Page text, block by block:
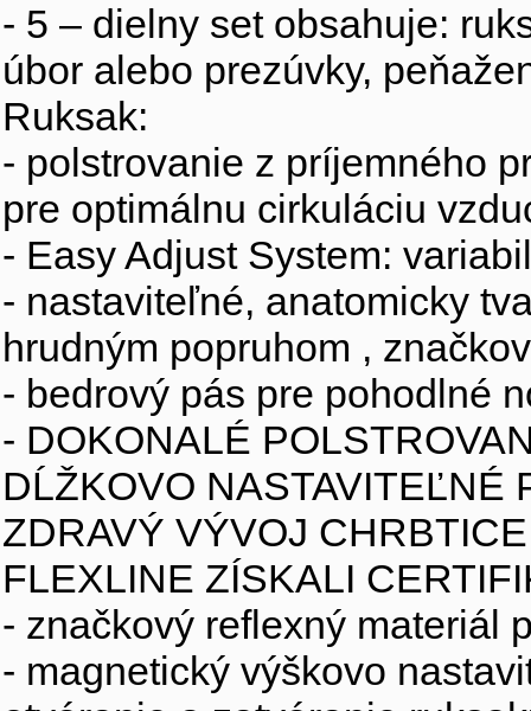
- 5 – dielny set obsahuje:
úbor alebo prezúvky,
Ruksak:
- polstrovanie z príjemného
pre optimálnu cirkuláciu
- Easy Adjust System:
- nastaviteľné, anatomicky
hrudným popruhom ,
- bedrový pás pre pohodlné
- DOKONALÉ
DĹŽKOVO NASTAVITEĽNÉ
ZDRAVÝ VÝVOJ
FLEXLINE ZÍSKALI
- značkový reflexný materiál
- magnetický výškovo